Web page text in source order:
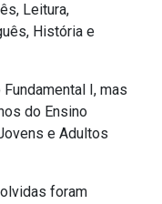
Leitura,
História e
I, mas
do Ensino
e Adultos
foram